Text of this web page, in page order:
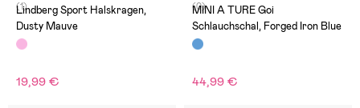
(1)
Lindberg Sport Halskragen,
Dusty Mauve
19,99 €
(0)
MINI A TURE Goi
Schlauchschal, Forged Iron Blue
44,99 €